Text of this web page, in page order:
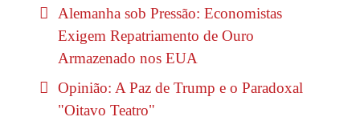
Alemanha sob Pressão: Economistas
Exigem Repatriamento de Ouro
Armazenado nos EUA
Opinião: A Paz de Trump e o Paradoxal
"Oitavo Teatro"